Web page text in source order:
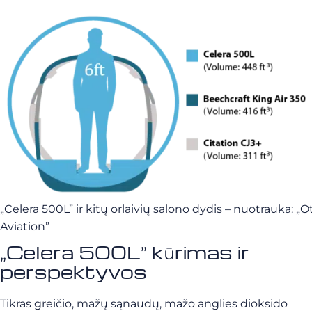
„Celera 500L” ir kitų orlaivių salono dydis – nuotrauka:
Aviation”
„Celera 500L” kūrimas ir
perspektyvos
Tikras greičio, mažų sąnaudų, mažo anglies dioksido